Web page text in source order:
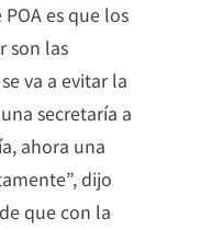
es que los
son las
va a evitar la
secretaría a
ahora una
dijo
que con la